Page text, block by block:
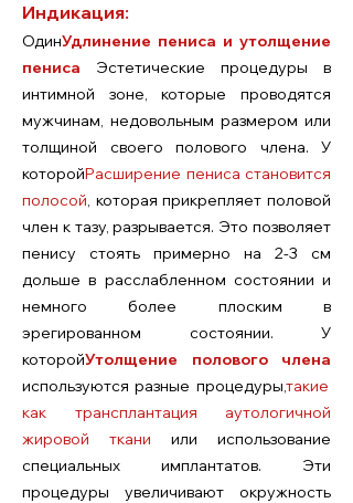
Индикация:
ОдинУдлинение пениса и утолщение
пениса Эстетические процедуры в
интимной зоне, которые проводятся
мужчинам, недовольным размером или
толщиной своего полового члена. У
которойРасширение пениса становится
полосой, которая прикрепляет половой
член к тазу, разрывается. Это позволяет
пенису стоять примерно на 2-3 см
дольше в расслабленном состоянии и
немного более плоским в
эрегированном состоянии. У
которойУтолщение полового члена
используются разные процедуры,такие
как трансплантация аутологичной
жировой ткани или использование
специальных имплантатов. Эти
процедуры увеличивают окружность